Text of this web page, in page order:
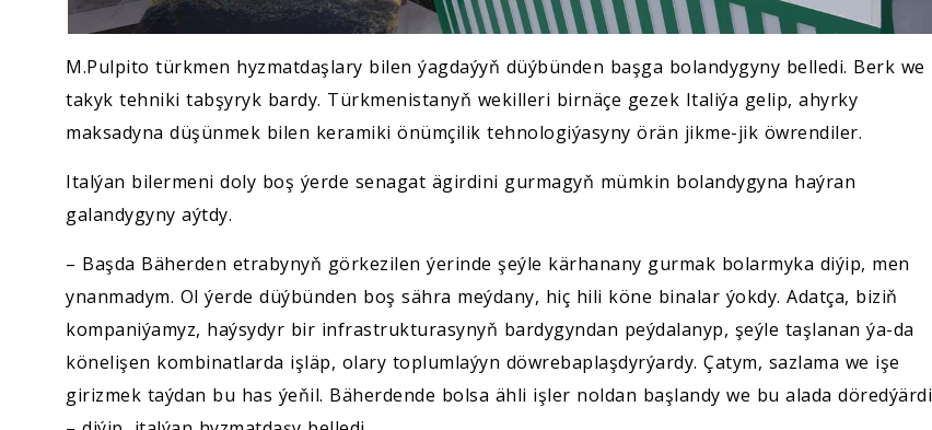
M.Pulpito türkmen hyzmatdaşlary bilen ýagdaýyň düýbünden başga bolandygyny belledi. Berk we
takyk tehniki tabşyryk bardy. Türkmenistanyň wekilleri birnäçe gezek Italiýa gelip, ahyrky
maksadyna düşünmek bilen keramiki önümçilik tehnologiýasyny örän jikme-jik öwrendiler.
Italýan bilermeni doly boş ýerde senagat ägirdini gurmagyň mümkin bolandygyna haýran
galandygyny aýtdy.
– Başda Bäherden etrabynyň görkezilen ýerinde şeýle kärhanany gurmak bolarmyka diýip, men
ynanmadym. Ol ýerde düýbünden boş sähra meýdany, hiç hili köne binalar ýokdy. Adatça, biziň
kompaniýamyz, haýsydyr bir infrastrukturasynyň bardygyndan peýdalanyp, şeýle taşlanan ýa-da
könelişen kombinatlarda işläp, olary toplumlaýyn döwrebaplaşdyrýardy. Çatym, sazlama we işe
girizmek taýdan bu has ýeňil. Bäherdende bolsa ähli işler noldan başlandy we bu alada döredýärdi